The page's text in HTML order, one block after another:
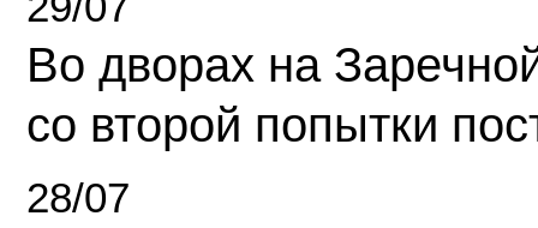
Во дворах на
со второй попытки
28/07